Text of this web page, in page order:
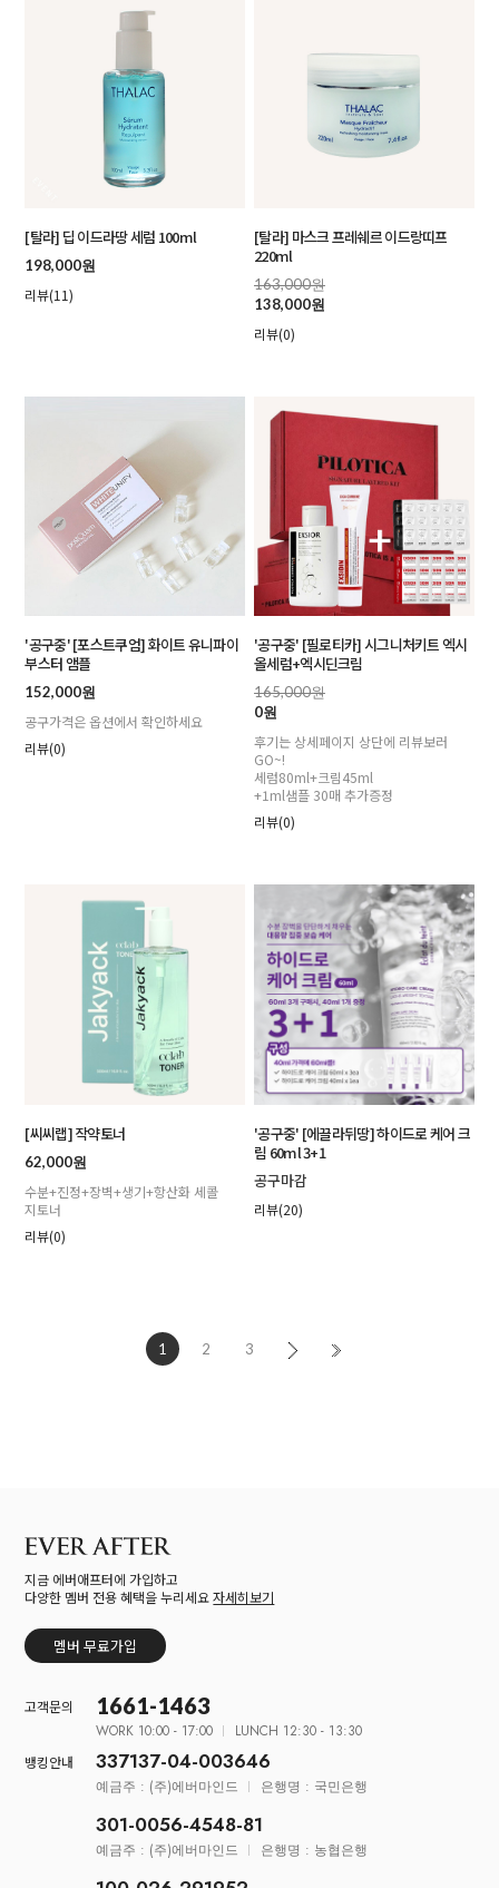
[탈라] 딥 이드라땅 세럼 100ml
198,000원
리뷰(11)
[탈라] 마스크 프레쉐르 이드랑띠프
220ml
163,000원
138,000원
리뷰(0)
'공구중' [포스트쿠엄] 화이트 유니파이
부스터 앰플
152,000원
공구가격은 옵션에서 확인하세요
리뷰(0)
'공구중' [필로티카] 시그니처키트 엑시
올세럼+엑시딘크림
165,000원
0원
후기는 상세페이지 상단에 리뷰보러
GO~!
세럼80ml+크림45ml
+1ml샘플 30매 추가증정
리뷰(0)
[씨씨랩] 작약토너
62,000원
수분+진정+장벽+생기+항산화 세콜
지토너
리뷰(0)
'공구중' [에끌라뒤땅] 하이드로 케어 크
림 60ml 3+1
공구마감
리뷰(20)
1 2 3
지금 에버애프터에 가입하고
다양한 멤버 전용 혜택을 누리세요자세히보기
멤버 무료가입
고객문의 1661-1463
WORK 10:00 - 17:00 LUNCH 12:30 - 13:30
뱅킹안내 337137-04-003646
예금주 : (주)에버마인드 은행명 : 국민은행
301-0056-4548-81
예금주 : (주)에버마인드 은행명 : 농협은행